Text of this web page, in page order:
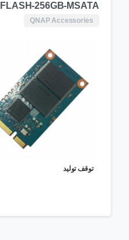
FLASH-256GB-MSATA
QNAP Accessories
توقف تولید